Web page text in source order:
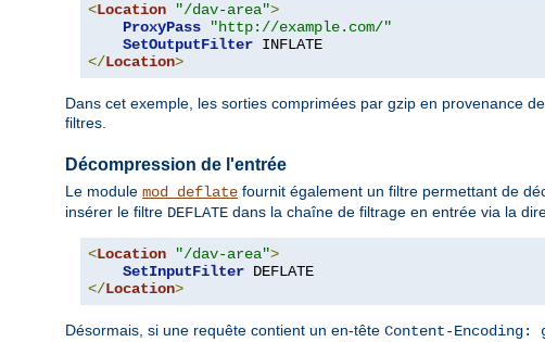
<Location "/dav-area">
ProxyPass
"http://example.com/"
SetOutputFilter
</Location>
Dans cet exemple, les sorties comprimées par gzip en provenance
filtres.
Décompression de l'entrée
Le module mod_deflate fournit également un filtre permettant de
insérer le filtre DEFLATE dans la chaîne de filtrage en entrée via la
<Location "/dav-area">
SetInputFilter
</Location>
Désormais, si une requête contient un en-tête Content-Encoding: